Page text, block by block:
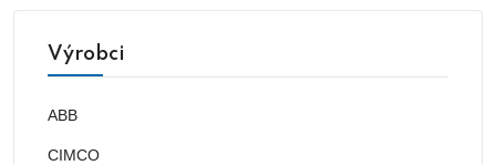
Výrobci
ABB
CIMCO